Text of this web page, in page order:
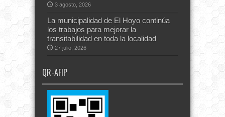
3 agosto, 2026
La municipalidad de El Hoyo continúa
los trabajos para mejorar la
transitabilidad en toda la localidad
27 julio, 2026
QR-AFIP